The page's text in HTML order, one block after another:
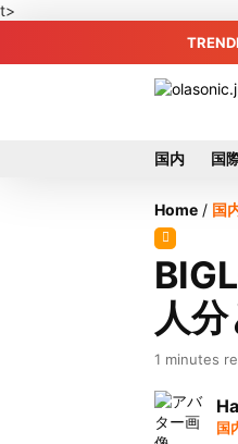
t>
国内 国
Home / 国
人
1 minutes
国